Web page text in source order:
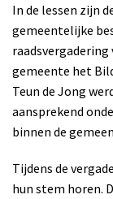
In de lessen zijn
gemeentelijke
gemeente het
Teun de Jong
aansprekend
binnen de
Tijdens de
hun stem horen.